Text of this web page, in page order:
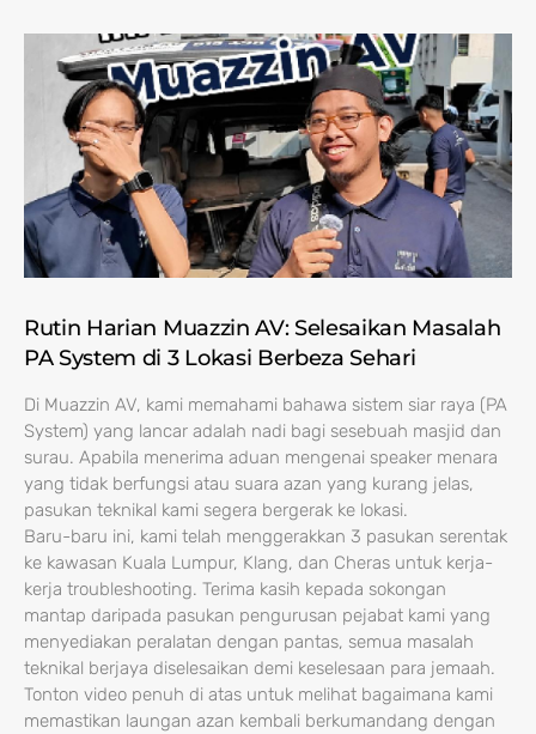
Rutin Harian Muazzin AV: Selesaikan Masalah
PA System di 3 Lokasi Berbeza Sehari
Di Muazzin AV, kami memahami bahawa sistem siar raya (PA
System) yang lancar adalah nadi bagi sesebuah masjid dan
surau. Apabila menerima aduan mengenai speaker menara
yang tidak berfungsi atau suara azan yang kurang jelas,
pasukan teknikal kami segera bergerak ke lokasi.
Baru-baru ini, kami telah menggerakkan 3 pasukan serentak
ke kawasan Kuala Lumpur, Klang, dan Cheras untuk kerja-
kerja troubleshooting. Terima kasih kepada sokongan
mantap daripada pasukan pengurusan pejabat kami yang
menyediakan peralatan dengan pantas, semua masalah
teknikal berjaya diselesaikan demi keselesaan para jemaah.
Tonton video penuh di atas untuk melihat bagaimana kami
memastikan laungan azan kembali berkumandang dengan